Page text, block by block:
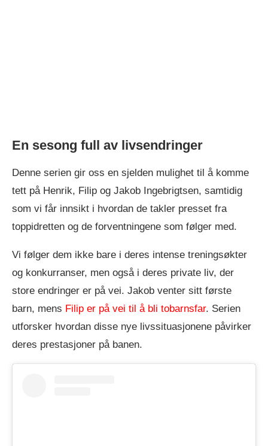
En sesong full av livsendringer
Denne serien gir oss en sjelden mulighet til å komme
tett på Henrik, Filip og Jakob Ingebrigtsen, samtidig
som vi får innsikt i hvordan de takler presset fra
toppidretten og de forventningene som følger med.
Vi følger dem ikke bare i deres intense treningsøkter
og konkurranser, men også i deres private liv, der
store endringer er på vei. Jakob venter sitt første
barn, mens Filip er på vei til å bli tobarnsfar. Serien
utforsker hvordan disse nye livssituasjonene påvirker
deres prestasjoner på banen.